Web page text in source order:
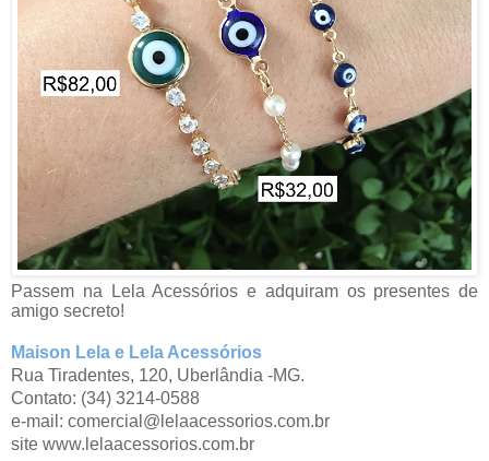
Passem na Lela Acessórios e adquiram os presentes de
amigo secreto!
Maison Lela e Lela Acessórios
Rua Tiradentes, 120, Uberlândia -MG.
Contato: (34) 3214-0588
e-mail: comercial@lelaacessorios.com.br
site www.lelaacessorios.com.br